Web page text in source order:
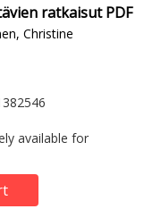
ratkaisut PDF
Christine
available for